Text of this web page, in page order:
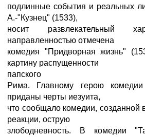
подлинные события и реальных
А.-"Кузнец" (1533),
носит развлекательный
направленностью отмечена
комедия "Придворная жизнь"
картину распущенности
папского
Рима. Главному герою
приданы черты иезуита,
что сообщало комедии, созданной
реакции, острую
злободневность. В комедии